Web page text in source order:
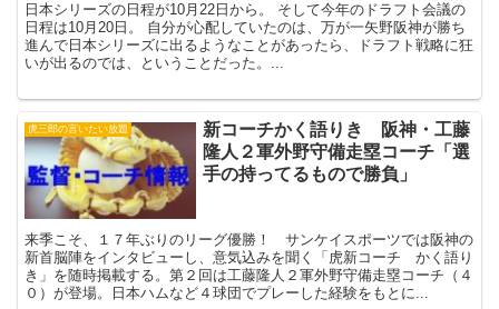
日本シリーズの日程が10月22日から。 そして今年のドラフト会議の
日程は10月20日。 自分が心配していたのは、万が一矢野阪神が勝ち
進んで日本シリーズに出るようなことがあったら、ドラフト戦略に狂
いが出るのでは、ということだった。...
虎三郎の言いたい放題
新コーチかく語りき 阪神・工藤
隆人２軍外野守備走塁コーチ「選
手の持ってるもので勝負」
来季こそ、１７年ぶりのリーグ優勝！ サンケイスポーツでは阪神の
新首脳陣をインタビューし、意気込みを聞く「虎新コーチ かく語り
き」を随時掲載する。第２回は工藤隆人２軍外野守備走塁コーチ（４
０）が登場。日本ハムなど４球団でプレーした経験をもとに...